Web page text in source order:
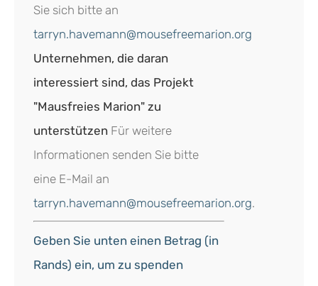
Sie sich bitte an
tarryn.havemann@mousefreemarion.org
Unternehmen, die daran
interessiert sind, das Projekt
"Mausfreies Marion" zu
unterstützen Für weitere
Informationen senden Sie bitte
eine E-Mail an
tarryn.havemann@mousefreemarion.org.
Geben Sie unten einen Betrag (in
Rands) ein, um zu spenden